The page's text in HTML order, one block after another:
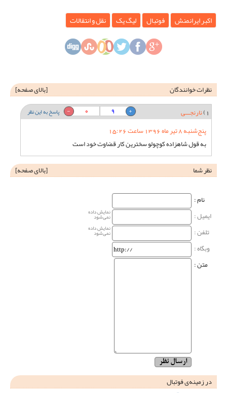
اکبر ایرانمنش فوتبال لیگ یک نقل و انتقالات
نظرات خوانندگان [بالای صفحه]
1) نارنجـــی پاسخ به این نظر 0
9
پنج‌شنبه 8 تیر ماه 1396 ساعت 15:26
به قول شاهزاده کوچولو سخترین کار قضاوت خود است
نظر شما
[بالای صفحه]
نام‌ :
ایمیل :
نمایش داده
نمی‌شود
تلفن : نمایش داده
نمی‌شود
وبگاه‌ :
متن :
در زمینه‌ی فوتبال